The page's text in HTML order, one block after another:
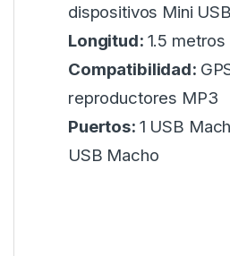
dispositivos Mini USB
Longitud: 1.5 metros
Compatibilidad:
reproductores MP3
Puertos: 1 USB
USB Macho